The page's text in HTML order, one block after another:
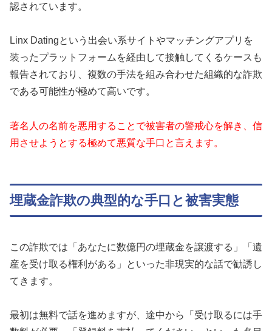
認されています。
Linx Datingという出会い系サイトやマッチングアプリを
装ったプラットフォームを経由して接触してくるケースも
報告されており、複数の手法を組み合わせた組織的な詐欺
である可能性が極めて高いです。
著名人の名前を悪用することで被害者の警戒心を解き、信
用させようとする極めて悪質な手口と言えます。
埋蔵金詐欺の典型的な手口と被害実態
この詐欺では「あなたに数億円の埋蔵金を譲渡する」「遺
産を受け取る権利がある」といった非現実的な話で勧誘し
てきます。
最初は無料で話を進めますが、途中から「受け取るには手